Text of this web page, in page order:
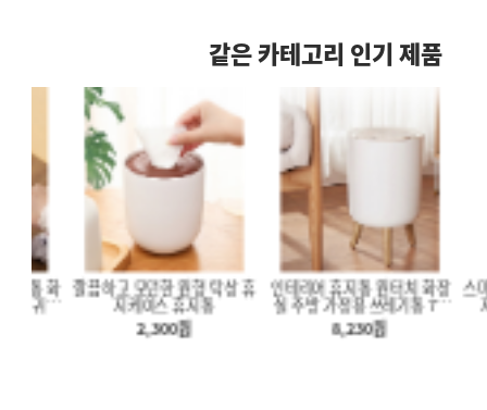
같은 카테고리 인기 제품
깔끔하고 모던한 원형 탁상 휴
지케이스 휴지통
2,300원
인테리어 휴지통 원터치 화장
실 주방 가정용 쓰레기통 7L
대형
8,230원
스마트
지통
미늄 시트지
화장실 욕실
휴대용 미니 전자 저울 물고기
측정 루어낚시 계측기
3,600
캠핑테이블 캠핑롤테이블 경
량테이블
32,500